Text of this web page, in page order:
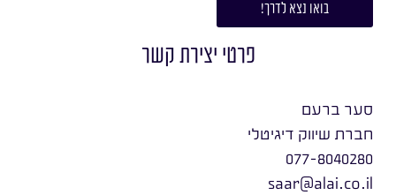
בואו נצא לדרך!
פרטי יצירת קשר
סער ברעם
חברת שיווק דיגיטלי
077-8040280
saar@alai.co.il